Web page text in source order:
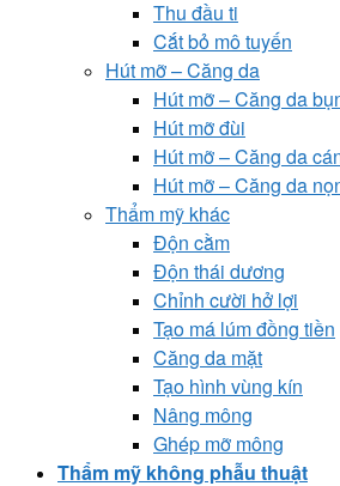
Thu đầu ti
Cắt bỏ mô tuyến
Hút mỡ – Căng da
Hút mỡ – Căng da
Hút mỡ đùi
Hút mỡ – Căng da
Hút mỡ – Căng da
Thẩm mỹ khác
Độn cằm
Độn thái dương
Chỉnh cười hở lợi
Tạo má lúm đồng tiền
Căng da mặt
Tạo hình vùng kín
Nâng mông
Ghép mỡ mông
Thẩm mỹ không phẫu thuật